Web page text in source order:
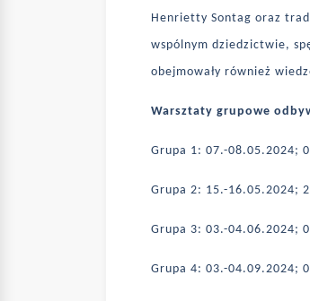
Henrietty Sontag oraz
wspólnym dziedzictwie,
obejmowały również
Warsztaty grupowe
Grupa 1: 07.-08.05.2024;
Grupa 2: 15.-16.05.2024;
Grupa 3: 03.-04.06.2024;
Grupa 4: 03.-04.09.2024;